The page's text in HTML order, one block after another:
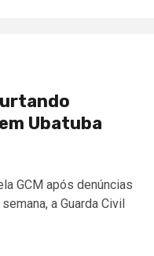
Ubatuba
GCM após denúncias
a Guarda Civil